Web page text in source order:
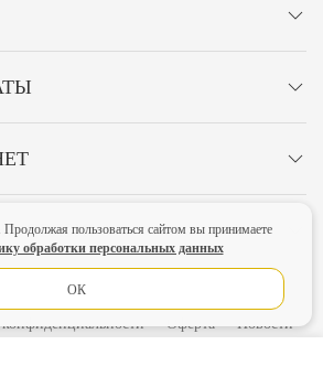
СВЯЗИ!
Оферта Новости
пользоваться сайтом вы принимаете
обработки персональных данных
ОК